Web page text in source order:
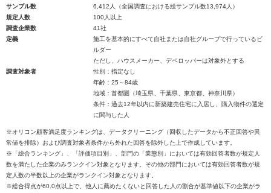
サンプル数
6,412人（全国調査における総サンプル数13,974人）
規定人数
100人以上
調査企業数
41社
定義
施工を基本的にすべて自社または自社グループで行っているビ
ルダー
ただし、ハウスメーカー、デベロッパーは対象外とする
調査対象者
性別：指定なし
年齢：25～84歳
地域：首都圏（埼玉県、千葉県、東京都、神奈川県）
条件：過去12年以内に新築建売住宅に入居し、購入物件の選定
に関与した人
※オリコン顧客満足度ランキングは、データクリーニング（回収したデータから不正回答や異
常値を排除）および調査対象者条件から外れた回答を除外した上で作成しています。
※「総合ランキング」、「評価項目別」、部門の「業態別」においては有効回答者数が規定人
数を満たした企業のみランクイン対象となります。その他の部門においては有効回答者数が規
定人数の半数以上の企業がランクイン対象となります。
※総合得点が60.0点以上で、他人に薦めたくないと回答した人の割合が基準値以下の企業がラ